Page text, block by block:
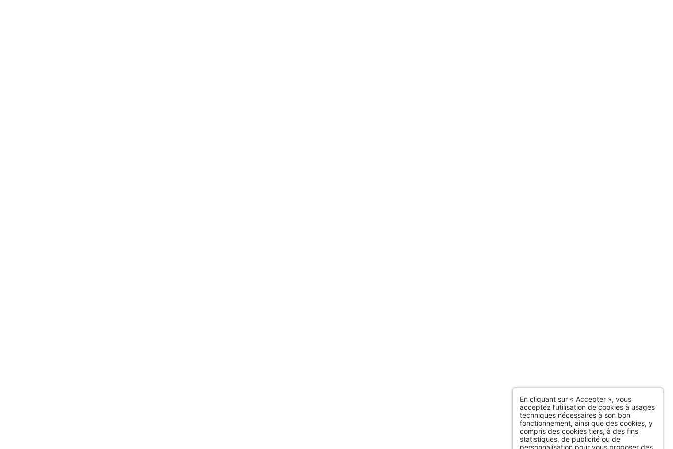
En cliquant sur « Accepter », vous
acceptez l’utilisation de cookies à usages
techniques nécessaires à son bon
fonctionnement, ainsi que des cookies, y
compris des cookies tiers, à des fins
statistiques, de publicité ou de
personnalisation pour vous proposer des